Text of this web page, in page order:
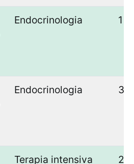
Endocrinologia 1
Endocrinologia 3
Terapia intensiva
2